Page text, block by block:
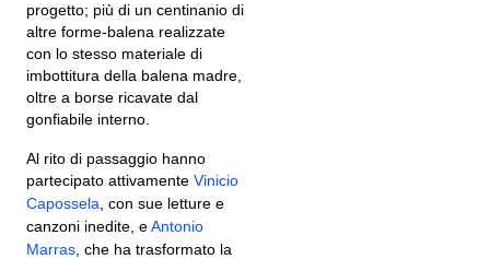
progetto; più di un centinanio di
altre forme-balena realizzate
con lo stesso materiale di
imbottitura della balena madre,
oltre a borse ricavate dal
gonfiabile interno.
Al rito di passaggio hanno
partecipato attivamente Vinicio
Capossela , con sue letture e
canzoni inedite, eAntonio
Marras , che ha trasformato la